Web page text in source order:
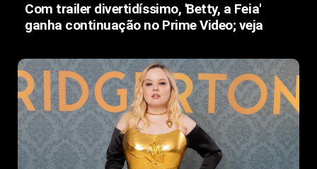
Com trailer divertidíssimo, 'Betty, a Feia'
ganha continuação no Prime Video; veja